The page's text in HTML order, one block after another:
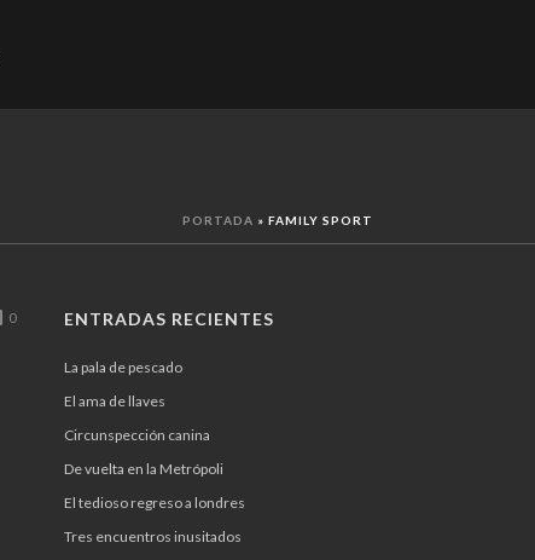
PORTADA » FAMILY SPORT
0 ENTRADAS RECIENTES
La pala de pescado
El ama de llaves
Circunspección canina
De vuelta en la Metrópoli
El tedioso regreso a londres
Tres encuentros inusitados